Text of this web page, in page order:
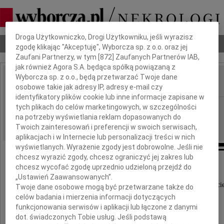
Nekrologi Odeszli Poradnik pogrzebowy
IMIĘ I NAZWISKO:
REGION: Warszawa
DATA EMISJI: 08.10.2009
Dnia 21 września 2009 roku
zmarł nagle w Mińsku Białoruskim nasz
Dbamy o Twoją prywatność
Droga Użytkowniczko, Drogi Użytkowniku, jeśli wyrazisz
zgodę klikając "Akceptuję", Wyborcza sp. z o.o. oraz jej
Zaufani Partnerzy, w tym [872 ] Zaufanych Partnerów IAB,
jak również Agora S.A. będąca spółką powiązaną z
Wyborcza sp. z o.o., będą przetwarzać Twoje dane
osobowe takie jak adresy IP, adresy e-mail czy
identyfikatory plików cookie lub inne informacje zapisane w
tych plikach do celów marketingowych, w szczególności
na potrzeby wyświetlania reklam dopasowanych do
Twoich zainteresowań i preferencji w swoich serwisach,
aplikacjach i w Internecie lub personalizacji treści w nich
wyświetlanych. Wyrażenie zgody jest dobrowolne. Jeśli nie
chcesz wyrazić zgody, chcesz ograniczyć jej zakres lub
chcesz wycofać zgodę uprzednio udzieloną przejdź do
„Ustawień Zaawansowanych”.
Twoje dane osobowe mogą być przetwarzane także do
celów badania i mierzenia informacji dotyczących
funkcjonowania serwisów i aplikacji lub łączone z danymi
dot. świadczonych Tobie usług. Jeśli podstawą